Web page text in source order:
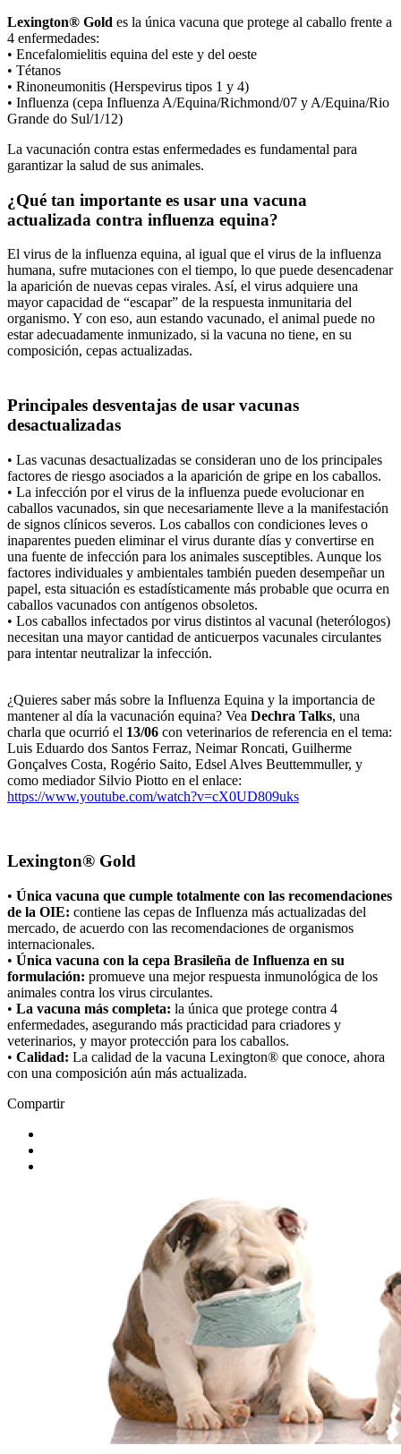
Lexington® Gold es la única vacuna que protege al caballo frente a
4 enfermedades:
• Encefalomielitis equina del este y del oeste
• Tétanos
• Rinoneumonitis (Herspevirus tipos 1 y 4)
• Influenza (cepa Influenza A/Equina/Richmond/07 y A/Equina/Rio
Grande do Sul/1/12)
La vacunación contra estas enfermedades es fundamental para
garantizar la salud de sus animales.
¿Qué tan importante es usar una vacuna
actualizada contra influenza equina?
El virus de la influenza equina, al igual que el virus de la influenza
humana, sufre mutaciones con el tiempo, lo que puede desencadenar
la aparición de nuevas cepas virales. Así, el virus adquiere una
mayor capacidad de “escapar” de la respuesta inmunitaria del
organismo. Y con eso, aun estando vacunado, el animal puede no
estar adecuadamente inmunizado, si la vacuna no tiene, en su
composición, cepas actualizadas.
Principales desventajas de usar vacunas
desactualizadas
• Las vacunas desactualizadas se consideran uno de los principales
factores de riesgo asociados a la aparición de gripe en los caballos.
• La infección por el virus de la influenza puede evolucionar en
caballos vacunados, sin que necesariamente lleve a la manifestación
de signos clínicos severos. Los caballos con condiciones leves o
inaparentes pueden eliminar el virus durante días y convertirse en
una fuente de infección para los animales susceptibles. Aunque los
factores individuales y ambientales también pueden desempeñar un
papel, esta situación es estadísticamente más probable que ocurra en
caballos vacunados con antígenos obsoletos.
• Los caballos infectados por virus distintos al vacunal (heterólogos)
necesitan una mayor cantidad de anticuerpos vacunales circulantes
para intentar neutralizar la infección.
¿Quieres saber más sobre la Influenza Equina y la importancia de
mantener al día la vacunación equina? Vea Dechra Talks, una
charla que ocurrió el 13/06 con veterinarios de referencia en el tema:
Luis Eduardo dos Santos Ferraz, Neimar Roncati, Guilherme
Gonçalves Costa, Rogério Saito, Edsel Alves Beuttemmuller, y
como mediador Silvio Piotto en el enlace:
https://www.youtube.com/watch?v=cX0UD809uks
Lexington® Gold
• Única vacuna que cumple totalmente con las recomendaciones
de la OIE: contiene las cepas de Influenza más actualizadas del
mercado, de acuerdo con las recomendaciones de organismos
internacionales.
• Única vacuna con la cepa Brasileña de Influenza en su
formulación: promueve una mejor respuesta inmunológica de los
animales contra los virus circulantes.
• La vacuna más completa: la única que protege contra 4
enfermedades, asegurando más practicidad para criadores y
veterinarios, y mayor protección para los caballos.
• Calidad: La calidad de la vacuna Lexington® que conoce, ahora
con una composición aún más actualizada.
Compartir